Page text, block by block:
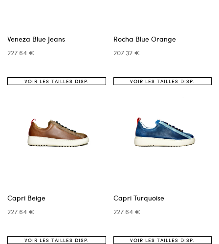
Veneza Blue Jeans
227.64 €
Rocha Blue Orange
207.32 €
VOIR LES TAILLES DISP.
Capri Beige
227.64 €
VOIR LES TAILLES DISP.
Capri Turquoise
227.64 €
VOIR LES TAILLES DISP. VOIR LES TAILLES DISP.